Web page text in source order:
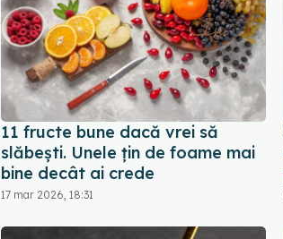
11 fructe bune dacă vrei să
slăbești. Unele țin de foame mai
bine decât ai crede
17 mar 2026, 18:31